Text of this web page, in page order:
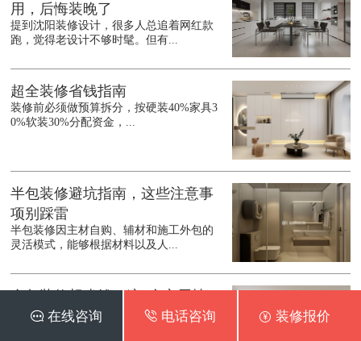
用，后悔装晚了
提到沈阳装修设计，很多人总追着网红款
跑，觉得老设计不够时髦。但有...
超全装修省钱指南
装修前必须做预算拆分，按硬装40%家具3
0%软装30%分配资金，...
半包装修避坑指南，这些注意事
项别踩雷
半包装修因主材自购、辅材和施工外包的
灵活模式，能够根据材料以及人...
巧，帮你少花冤枉钱
 在线咨询  电话咨询  装修报价